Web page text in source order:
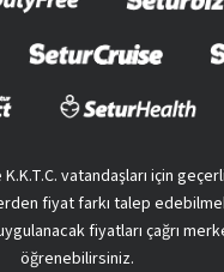
vatandaşları için
fiyat farkı talep
fiyatları çağrı
öğrenebilirsiniz.